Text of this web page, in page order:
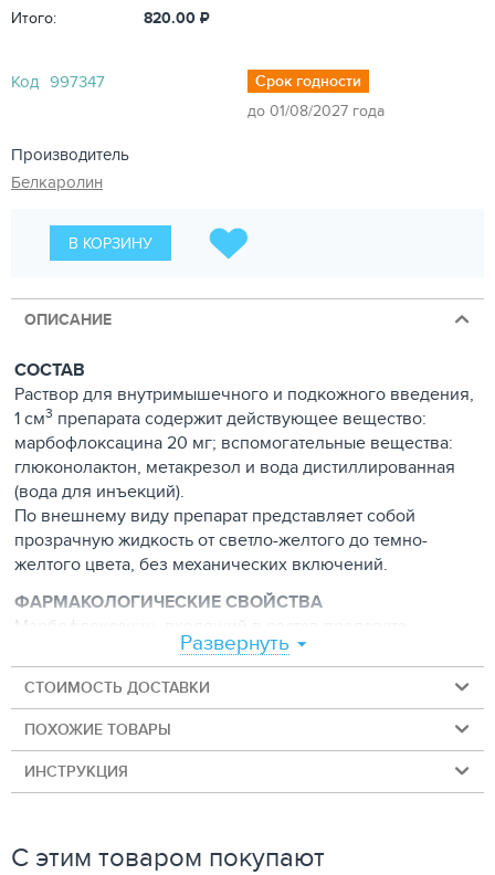
Итого: 820.00 ₽
Код 997347
Срок годности
до 01/08/2027 года
Производитель
Белкаролин
В КОРЗИНУ
ОПИСАНИЕ
СОСТАВ
Раствор для внутримышечного и подкожного введения,
1 см3 препарата содержит действующее вещество:
марбофлоксацина 20 мг; вспомогательные вещества:
глюконолактон, метакрезол и вода дистиллированная
(вода для инъекций).
По внешнему виду препарат представляет собой
прозрачную жидкость от светло-желтого до темно-
желтого цвета, без механических включений.
ФАРМАКОЛОГИЧЕСКИЕ СВОЙСТВА
Марбофлоксацин, входящий в состав препарата,
является синтетическим антимикробным веществом,
относящимся к группе фторхинолонов.
Марбофлоксацин обладает широким спектром
антибактериального действия.
Активен в отношении грамположительных
(Staphylococcus spp., Streptococcus spp., Erysipelothrix
rhusiopathiae) и грамотрицательных микроорганизмов
bronchiseptica, Morganella morganii, Serratia marcescens,
Pseudomonas aeruginosa, Proteus spp., Yersinia spp.,
Развернуть
СТОИМОСТЬ ДОСТАВКИ
ПОХОЖИЕ ТОВАРЫ
ИНСТРУКЦИЯ
С этим товаром покупают